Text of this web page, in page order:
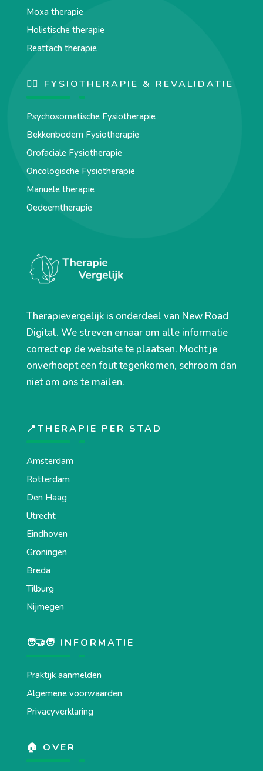
Moxa therapie
Holistische therapie
Reattach therapie
🏋️‍♀️ FYSIOTHERAPIE & REVALIDATIE
Psychosomatische Fysiotherapie
Bekkenbodem Fysiotherapie
Orofaciale Fysiotherapie
Oncologische Fysiotherapie
Manuele therapie
Oedeemtherapie
Therapievergelijk is onderdeel van New Road
Digital. We streven ernaar om alle informatie
correct op de website te plaatsen. Mocht je
onverhoopt een fout tegenkomen, schroom dan
niet om ons te mailen.
📍THERAPIE PER STAD
Amsterdam
Rotterdam
Den Haag
Utrecht
Eindhoven
Groningen
Breda
Tilburg
Nijmegen
🧑‍🤝‍🧑 INFORMATIE
Praktijk aanmelden
Algemene voorwaarden
Privacyverklaring
🏠 OVER